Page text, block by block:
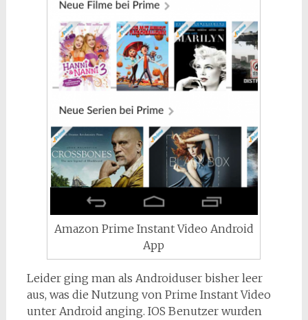
Amazon Prime Instant Video Android
App
Leider ging man als Androiduser bisher leer
aus, was die Nutzung von Prime Instant Video
unter Android anging. IOS Benutzer wurden